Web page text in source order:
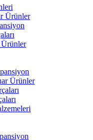
Ürünler
Ürünler
Ürünler